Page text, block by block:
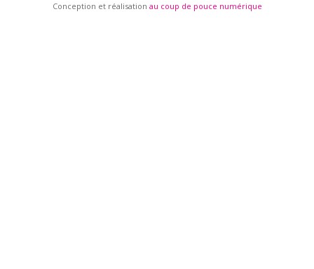
Conception et réalisation au coup de pouce numérique